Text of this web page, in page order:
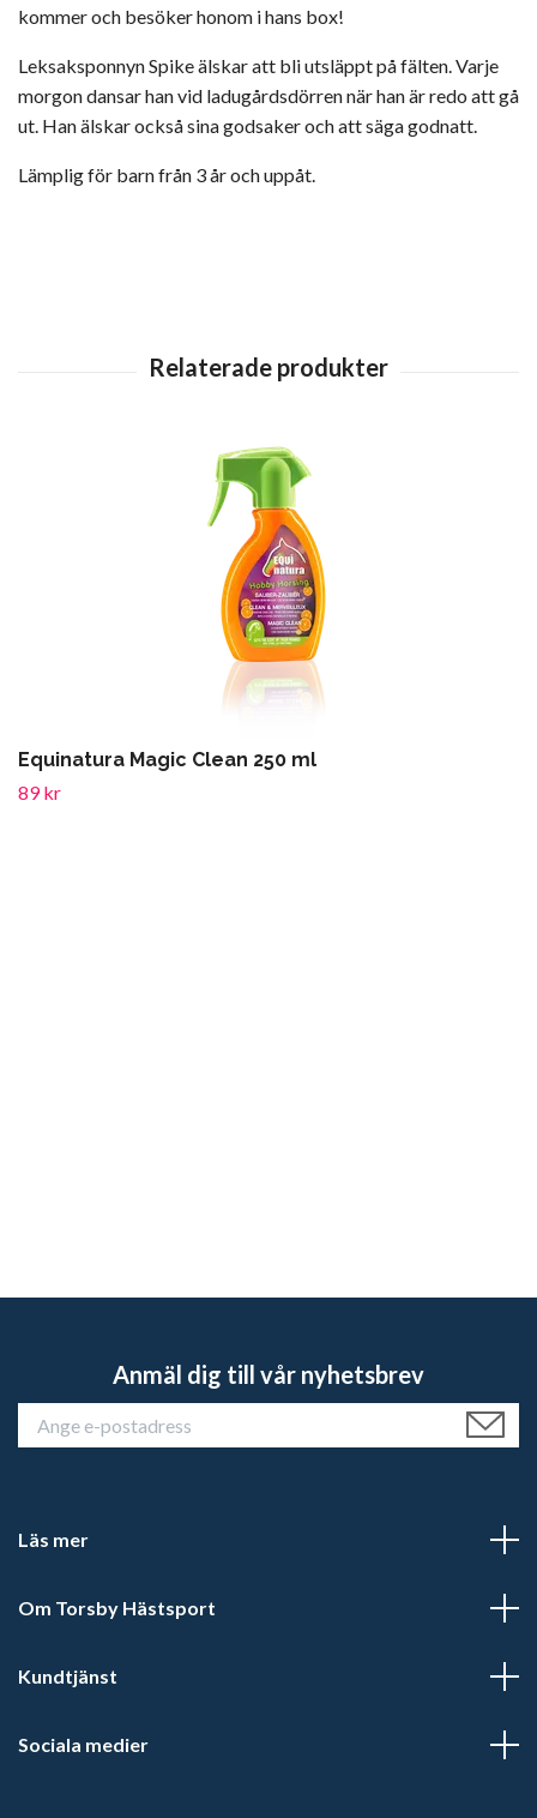
kommer och besöker honom i hans box!
Leksaksponnyn Spike älskar att bli utsläppt på fälten. Varje
morgon dansar han vid ladugårdsdörren när han är redo att gå
ut. Han älskar också sina godsaker och att säga godnatt.
Lämplig för barn från 3 år och uppåt.
Equinatura Magic Clean 250 ml
89 kr
Anmäl dig till vår nyhetsbrev
Läs mer
Om Torsby Hästsport
Kundtjänst
Sociala medier